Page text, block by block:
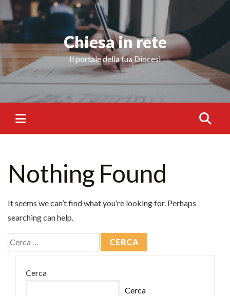
Chiesa in rete
Il portale della tua Diocesi
Nothing Found
It seems we can’t find what you’re looking for. Perhaps
searching can help.
Cerca
Cerca